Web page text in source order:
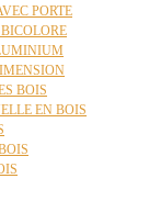
PORTE
BOIS
EN BOIS